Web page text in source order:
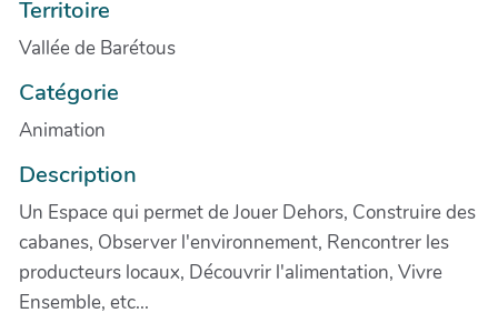
Territoire
Vallée de Barétous
Catégorie
Animation
Description
Un Espace qui permet de Jouer Dehors, Construire des
cabanes, Observer l'environnement, Rencontrer les
producteurs locaux, Découvrir l'alimentation, Vivre
Ensemble, etc...